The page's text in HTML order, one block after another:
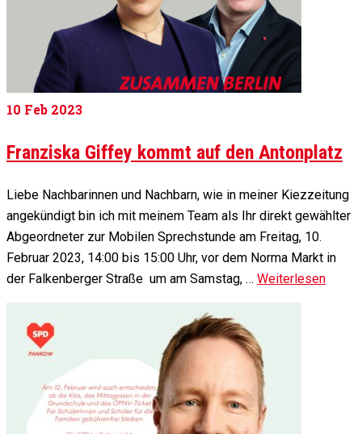
10 Feb 2023
Franziska Giffey kommt auf den Antonplatz
Liebe Nachbarinnen und Nachbarn, wie in meiner Kiezzeitung
angekündigt bin ich mit meinem Team als Ihr direkt gewählter
Abgeordneter zur Mobilen Sprechstunde am Freitag, 10.
Februar 2023, 14:00 bis 15:00 Uhr, vor dem Norma Markt in
der Falkenberger Straße um am Samstag, … Weiterlesen